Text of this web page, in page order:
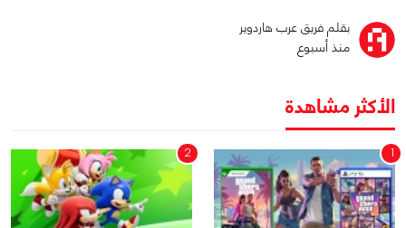
بقلم فريق عرب هاردوير
منذ أسبوع
الأكثر مشاهدة
1
2